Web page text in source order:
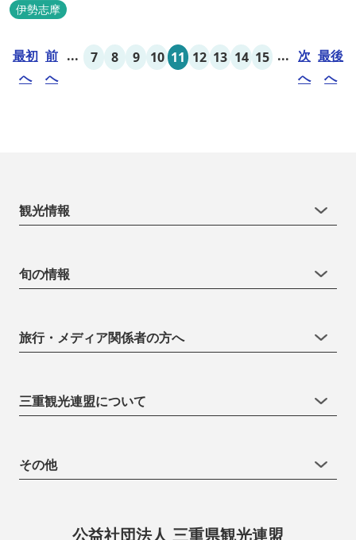
伊勢志摩
最初
へ
前
へ
... 7 8 9 10 11 12 13 14 15 ... 次
へ
最後
へ
観光情報
旬の情報
旅行・メディア関係者の方へ
三重観光連盟について
その他
公益社団法人 三重県観光連盟